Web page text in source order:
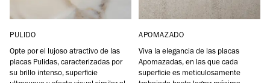
PULIDO
Opte por el lujoso atractivo de las
placas Pulidas, caracterizadas por
su brillo intenso, superficie
APOMAZADO
Viva la elegancia de las placas
Apomazadas, en las que cada
superficie es meticulosamente